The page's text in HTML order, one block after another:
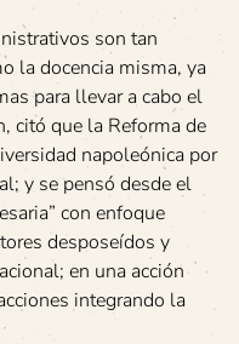
son tan
la docencia misma, ya
para llevar a cabo el
citó que la Reforma de
napoleónica por
y se pensó desde el
con enfoque
desposeídos y
en una acción
integrando la